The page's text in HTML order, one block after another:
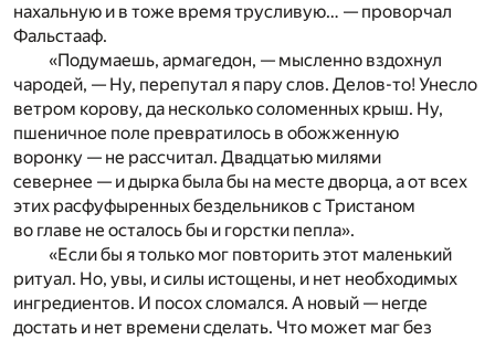
нахальную и в тоже время трусливую… — проворчал
Фальстааф.
«Подумаешь, армагедон, — мысленно вздохнул
чародей, — Ну, перепутал я пару слов. Делов-то! Унесло
ветром корову, да несколько соломенных крыш. Ну,
пшеничное поле превратилось в обожженную
воронку — не рассчитал. Двадцатью милями
севернее — и дырка была бы на месте дворца, а от всех
этих расфуфыренных бездельников с Тристаном
во главе не осталось бы и горстки пепла».
«Если бы я только мог повторить этот маленький
ритуал. Но, увы, и силы истощены, и нет необходимых
ингредиентов. И посох сломался. А новый — негде
достать и нет времени сделать. Что может маг без